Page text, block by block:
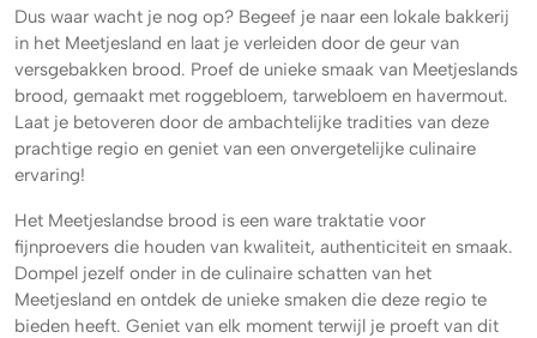
Dus waar wacht je nog op? Begeef je naar een lokale bakkerij
in het Meetjesland en laat je verleiden door de geur van
versgebakken brood. Proef de unieke smaak van Meetjeslands
brood, gemaakt met roggebloem, tarwebloem en havermout.
Laat je betoveren door de ambachtelijke tradities van deze
prachtige regio en geniet van een onvergetelijke culinaire
ervaring!
Het Meetjeslandse brood is een ware traktatie voor
fijnproevers die houden van kwaliteit, authenticiteit en smaak.
Dompel jezelf onder in de culinaire schatten van het
Meetjesland en ontdek de unieke smaken die deze regio te
bieden heeft. Geniet van elk moment terwijl je proeft van dit